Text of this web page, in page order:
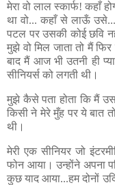
मेरा वो लाल स्कार्फ! कहाँ
था वो... कहाँ से लाऊँ
पटल पर उसकी कोई छवि
मुझे वो मिल जाता तो मैं
बाद मैं आज भी उतनी ही
सीनियर्स को लगती थी।
मुझे कैसे पता होता कि मैं
किसी ने मेरे मुँह पर ये बात
थी।
मेरी एक सीनियर जो
फोन आया। उन्होंने अपना
कुछ याद आया...हम दोनों